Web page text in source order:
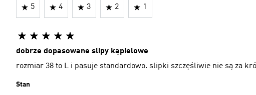
5 4 3 2 1
dobrze dopasowane slipy kąpielowe
rozmiar 38 to L i pasuje standardowo. slipki szczęśliwie nie są za
Stan